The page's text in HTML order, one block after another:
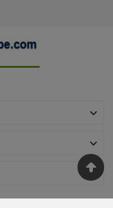


